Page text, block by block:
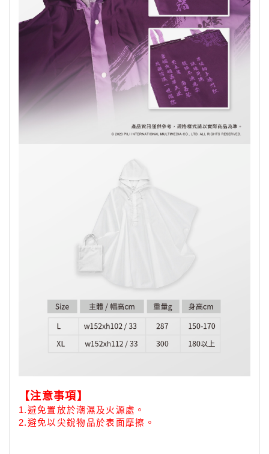
【注意事項】
1.避免置放於潮濕及火源處。
2.避免以尖銳物品於表面摩擦。